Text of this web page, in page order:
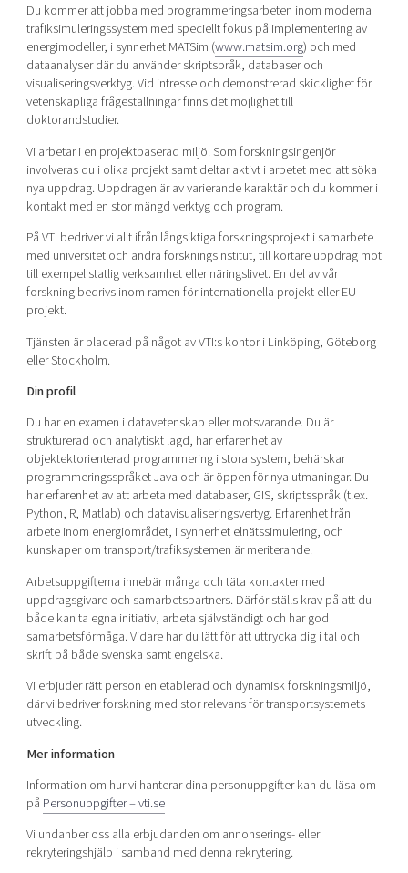
Du kommer att jobba med programmeringsarbeten inom moderna
trafiksimuleringssystem med speciellt fokus på implementering av
energimodeller, i synnerhet MATSim (www.matsim.org) och med
dataanalyser där du använder skriptspråk, databaser och
visualiseringsverktyg. Vid intresse och demonstrerad skicklighet för
vetenskapliga frågeställningar finns det möjlighet till
doktorandstudier.
Vi arbetar i en projektbaserad miljö. Som forskningsingenjör
involveras du i olika projekt samt deltar aktivt i arbetet med att söka
nya uppdrag. Uppdragen är av varierande karaktär och du kommer i
kontakt med en stor mängd verktyg och program.
På VTI bedriver vi allt ifrån långsiktiga forskningsprojekt i samarbete
med universitet och andra forskningsinstitut, till kortare uppdrag mot
till exempel statlig verksamhet eller näringslivet. En del av vår
forskning bedrivs inom ramen för internationella projekt eller EU-
projekt.
Tjänsten är placerad på något av VTI:s kontor i Linköping, Göteborg
eller Stockholm.
Din profil
Du har en examen i datavetenskap eller motsvarande. Du är
strukturerad och analytiskt lagd, har erfarenhet av
objektektorienterad programmering i stora system, behärskar
programmeringsspråket Java och är öppen för nya utmaningar. Du
har erfarenhet av att arbeta med databaser, GIS, skriptsspråk (t.ex.
Python, R, Matlab) och datavisualiseringsvertyg. Erfarenhet från
arbete inom energiområdet, i synnerhet elnätssimulering, och
kunskaper om transport/trafiksystemen är meriterande.
Arbetsuppgifterna innebär många och täta kontakter med
uppdragsgivare och samarbetspartners. Därför ställs krav på att du
både kan ta egna initiativ, arbeta självständigt och har god
samarbetsförmåga. Vidare har du lätt för att uttrycka dig i tal och
skrift på både svenska samt engelska.
Vi erbjuder rätt person en etablerad och dynamisk forskningsmiljö,
där vi bedriver forskning med stor relevans för transportsystemets
utveckling.
Mer information
Information om hur vi hanterar dina personuppgifter kan du läsa om
på Personuppgifter – vti.se
Vi undanber oss alla erbjudanden om annonserings- eller
rekryteringshjälp i samband med denna rekrytering.